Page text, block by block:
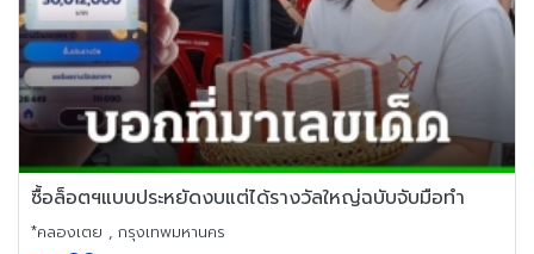
ซื้อล็อตฯแบบประหยัดงบแต่ได้รางวัลใหญ่ฉบับจับมือทำ
*คลองเตย , กรุงเทพมหานคร